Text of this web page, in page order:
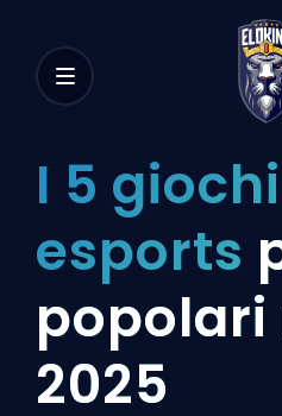
I 5 giochi
esports
popolari
2025